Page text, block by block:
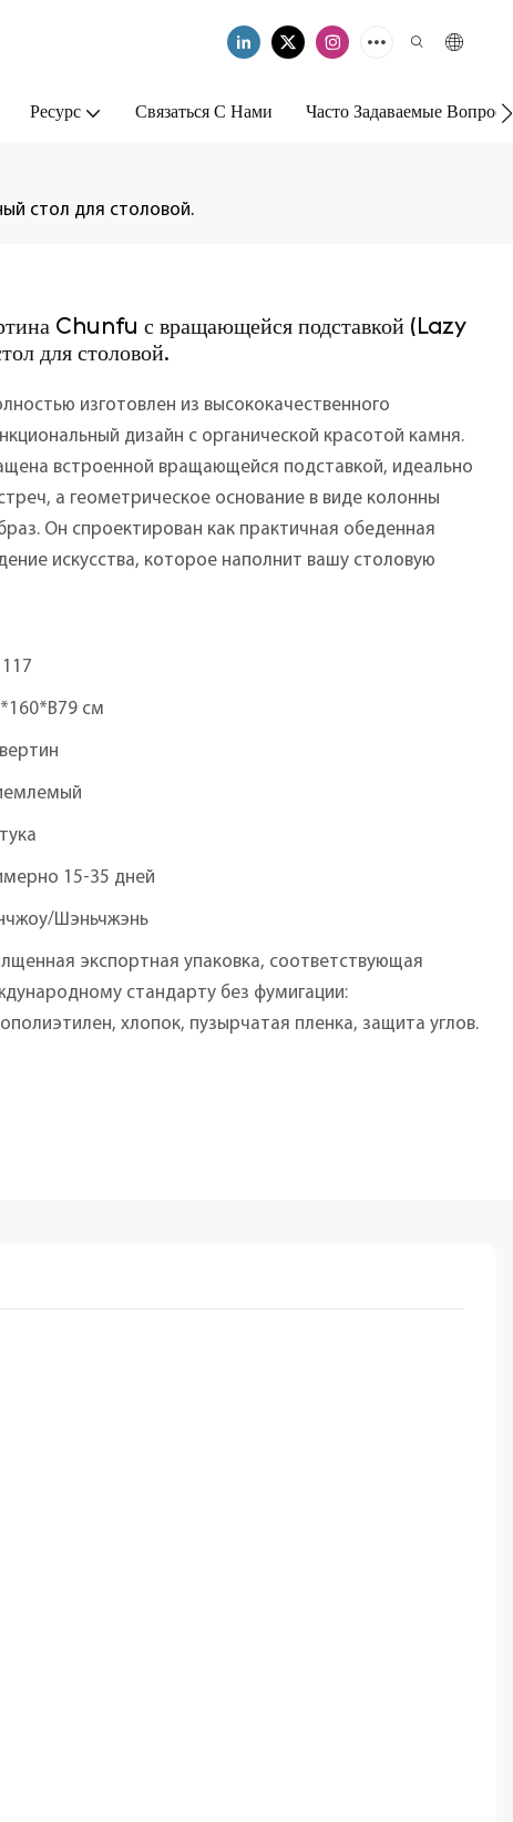
Ресурс Связаться С Нами Часто Задаваемые
стол для столовой.
Chunfu с вращающейся подставкой (Lazy
для столовой.
изготовлен из высококачественного
дизайн с органической красотой камня.
встроенной вращающейся подставкой, идеально
а геометрическое основание в виде колонны
Он спроектирован как практичная обеденная
искусства, которое наполнит вашу столовую
см
15-35 дней
Шэньчжэнь
экспортная упаковка, соответствующая
стандарту без фумигации:
хлопок, пузырчатая пленка, защита углов.